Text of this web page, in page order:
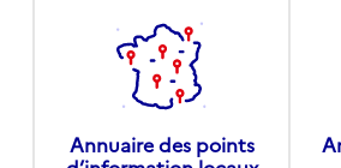
Annuaire des points